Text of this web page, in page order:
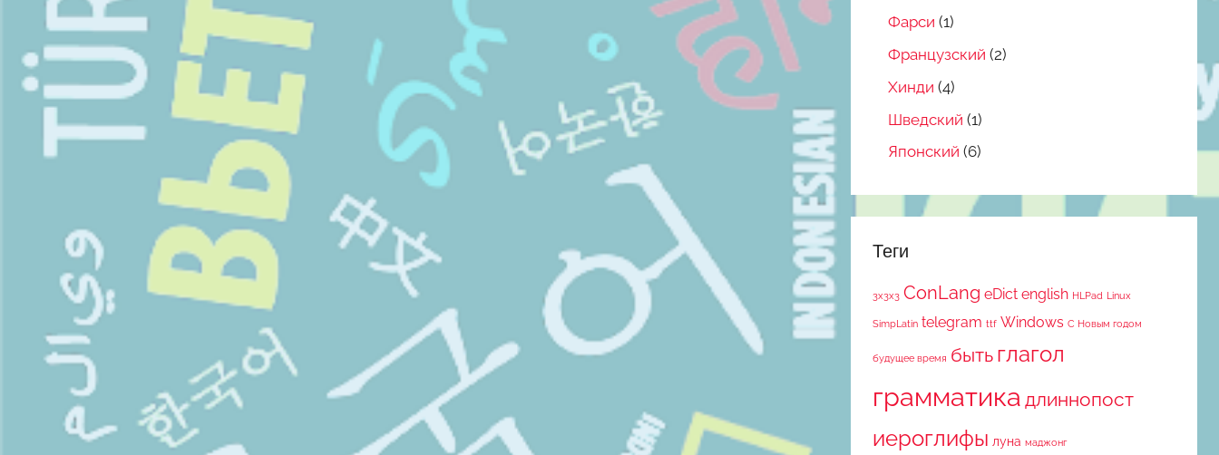
Фарси (1)
Французский (2)
Хинди (4)
Шведский (1)
Японский (6)
Теги
3x3x3 ConLang eDict english HLPad Linux
SimpLatin telegram ttf Windows С Новым годом
будущее время быть глагол
грамматика длиннопост
иероглифы луна маджонг